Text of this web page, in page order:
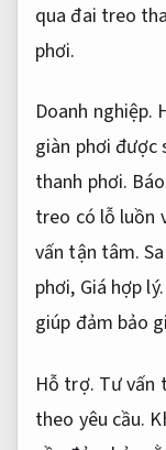
qua đai treo
phơi.
Doanh nghiệp.
giàn phơi được
thanh phơi.
treo có lỗ luồn
vấn tận tâm.
phơi, Giá hợp lý.
giúp đảm bảo
Hỗ trợ. Tư vấn
theo yêu cầu.